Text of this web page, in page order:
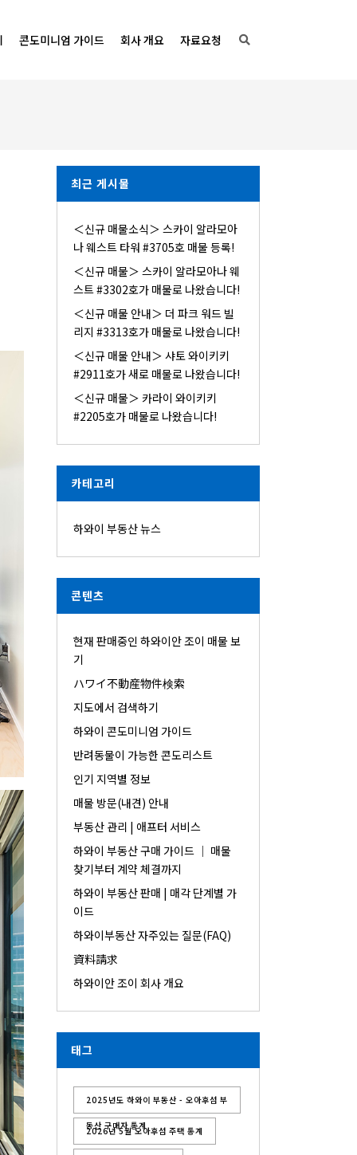
콘도미니엄 가이드 회사 개요 자료요청
최근 게시물
＜신규 매물소식＞ 스카이 알라모아
나 웨스트 타워 #3705호 매물 등록!
＜신규 매물＞ 스카이 알라모아나 웨
스트 #3302호가 매물로 나왔습니다!
＜신규 매물 안내＞ 더 파크 워드 빌
리지 #3313호가 매물로 나왔습니다!
＜신규 매물 안내＞ 샤토 와이키키
#2911호가 새로 매물로 나왔습니다!
＜신규 매물＞ 카라이 와이키키
#2205호가 매물로 나왔습니다!
카테고리
하와이 부동산 뉴스
콘텐츠
현재 판매중인 하와이안 조이 매물 보
기
ハワイ不動産物件検索
지도에서 검색하기
하와이 콘도미니엄 가이드
반려동물이 가능한 콘도리스트
인기 지역별 정보
매물 방문(내견) 안내
부동산 관리 | 애프터 서비스
하와이 부동산 구매 가이드 │ 매물
찾기부터 계약 체결까지
하와이 부동산 판매 | 매각 단계별 가
이드
하와이부동산 자주있는 질문(FAQ)
資料請求
하와이안 조이 회사 개요
태그
2025년도 하와이 부동산 - 오아후섬 부
동산 구매자 통계
2026년 5월 오아후섬 주택 통계